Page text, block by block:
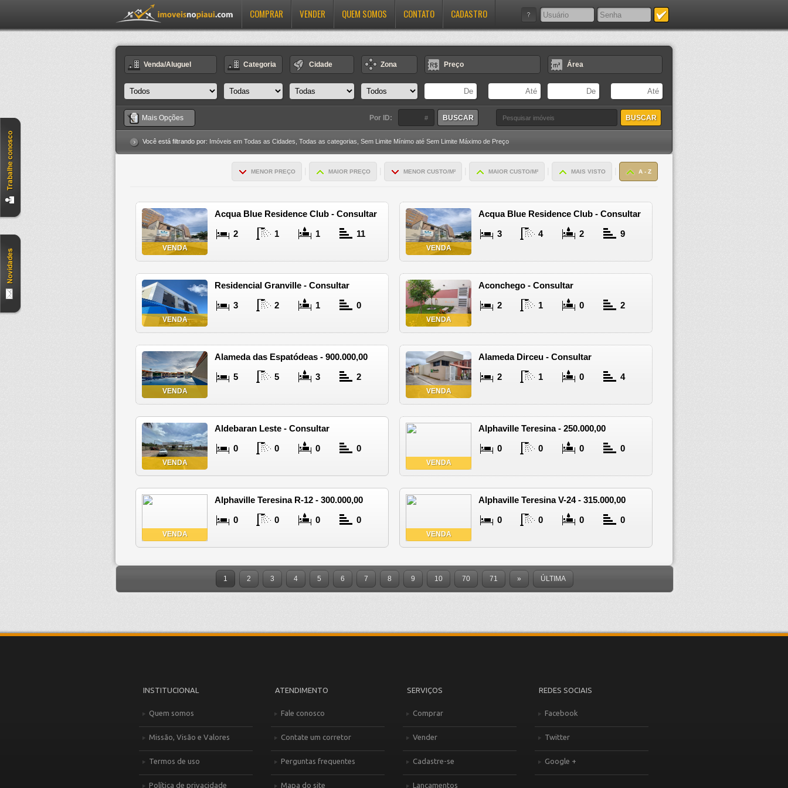
COMPRAR VENDER QUEM SOMOS CONTATO CADASTRO
Venda/Aluguel Categoria Cidade Zona Preço Área
Mais Opções Por ID:
Você está filtrando por: Imóveis em Todas as Cidades, Todas as categorias, Sem Limite Mínimo até Sem Limite Máximo de Preço
MENOR PREÇO MAIOR PREÇO MENOR CUSTO/M² MAIOR CUSTO/M² MAIS VISTO A - Z
VENDA
Acqua Blue Residence Club - Consultar
2
1 1 11
VENDA
Acqua Blue Residence Club - Consultar
3
4 2 9
VENDA
Residencial Granville - Consultar
3
2 1 0
VENDA
Aconchego - Consultar
2
1 0 2
VENDA
Alameda das Espatódeas - 900.000,00
5
5 3 2
VENDA
Alameda Dirceu - Consultar
2
1 0 4
VENDA
Aldebaran Leste - Consultar
0
0 0 0
VENDA
Alphaville Teresina - 250.000,00
0
0 0 0
VENDA
Alphaville Teresina R-12 - 300.000,00
0
0 0 0
VENDA
Alphaville Teresina V-24 - 315.000,00
0
0 0 0
1 2 3 4 5 6 7 8 9 10 70 71 » ÚLTIMA
INSTITUCIONAL
Quem somos
Missão, Visão e Valores
Termos de uso
Política de privacidade
ATENDIMENTO
Fale conosco
Contate um corretor
Perguntas frequentes
Mapa do site
SERVIÇOS
Comprar
Vender
Cadastre-se
Lançamentos
REDES SOCIAIS
Facebook
Twitter
Google +